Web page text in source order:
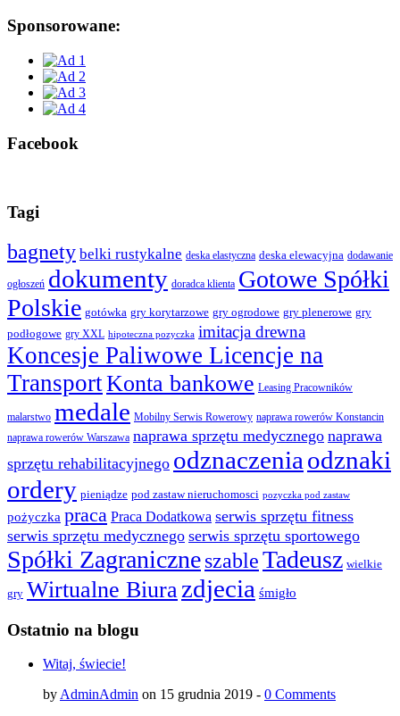
Sponsorowane:
Facebook
Tagi
bagnety belki rustykalne deska elastyczna deska elewacyjna dodawanie
ogłoszeń dokumenty doradca klienta Gotowe Spółki
Polskie gotówka gry korytarzowe gry ogrodowe gry plenerowe gry
podłogowe gry XXL hipoteczna pozyczka imitacja drewna
Koncesje Paliwowe Licencje na
TransportKonta bankowe Leasing Pracowników
malarstwo medale Mobilny Serwis Rowerowy naprawa rowerów Konstancin
naprawa rowerów Warszawa naprawa sprzętu medycznego naprawa
sprzętu rehabilitacyjnego odznaczenia odznaki
ordery pieniądze pod zastaw nieruchomosci pozyczka pod zastaw
pożyczka praca Praca Dodatkowa serwis sprzętu fitness
serwis sprzętu medycznego serwis sprzętu sportowego
Spółki ZagraniczneszableTadeusz wielkie
gry Wirtualne Biurazdjecia śmigło
Ostatnio na blogu
Witaj, świecie!
by AdminAdmin on 15 grudnia 2019 - 0 Comments